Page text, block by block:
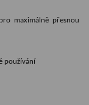
maximálně přesnou
používání